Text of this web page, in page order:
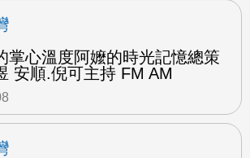
掌心溫度阿嬤的時光記憶總策
安順.倪可主持 FM AM